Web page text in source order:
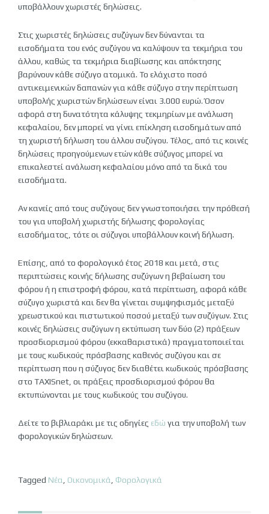
υποβάλλουν χωριστές δηλώσεις.
Στις χωριστές δηλώσεις συζύγων δεν δύνανται τα
εισοδήματα του ενός συζύγου να καλύψουν τα τεκμήρια του
άλλου, καθώς τα τεκμήρια διαβίωσης και απόκτησης
βαρύνουν κάθε σύζυγο ατομικά. Το ελάχιστο ποσό
αντικειμενικών δαπανών για κάθε σύζυγο στην περίπτωση
υποβολής χωριστών δηλώσεων είναι 3.000 ευρώ. Όσον
αφορά στη δυνατότητα κάλυψης τεκμηρίων με ανάλωση
κεφαλαίου, δεν μπορεί να γίνει επίκληση εισοδημάτων από
τη χωριστή δήλωση του άλλου συζύγου. Τέλος, από τις κοινές
δηλώσεις προηγούμενων ετών κάθε σύζυγος μπορεί να
επικαλεστεί ανάλωση κεφαλαίου μόνο από τα δικά του
εισοδήματα.
Αν κανείς από τους συζύγους δεν γνωστοποιήσει την πρόθεσή
του για υποβολή χωριστής δήλωσης φορολογίας
εισοδήματος, τότε οι σύζυγοι υποβάλλουν κοινή δήλωση.
Επίσης, από το φορολογικό έτος 2018 και μετά, στις
περιπτώσεις κοινής δήλωσης συζύγων η βεβαίωση του
φόρου ή η επιστροφή φόρου, κατά περίπτωση, αφορά κάθε
σύζυγο χωριστά και δεν θα γίνεται συμψηφισμός μεταξύ
χρεωστικού και πιστωτικού ποσού μεταξύ των συζύγων. Στις
κοινές δηλώσεις συζύγων η εκτύπωση των δύο (2) πράξεων
προσδιορισμού φόρου (εκκαθαριστικά) πραγματοποιείται
με τους κωδικούς πρόσβασης καθενός συζύγου και σε
περίπτωση που η σύζυγος δεν διαθέτει κωδικούς πρόσβασης
στο TAXISnet, οι πράξεις προσδιορισμού φόρου θα
εκτυπώνονται με τους κωδικούς του συζύγου.
Δείτε το βιβλιαράκι με τις οδηγίες εδώ για την υποβολή των
φορολογικών δηλώσεων.
Tagged Νέα Οικονομικά Φορολογικά